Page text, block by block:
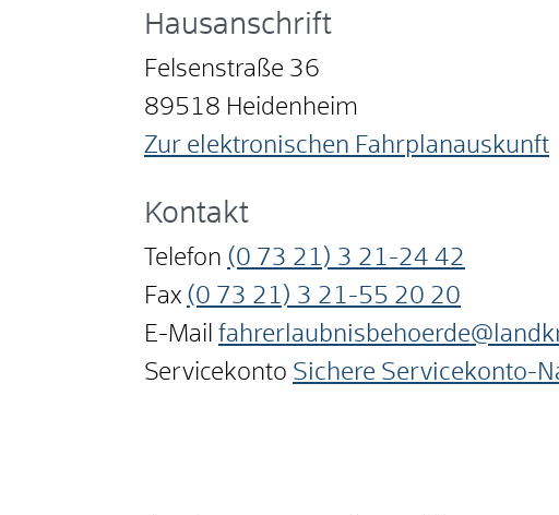
Hausanschrift
Felsenstraße 36
89518 Heidenheim
Zur elektronischen Fahrplanauskunft
Kontakt
Telefon (0 73 21) 3 21-24 42
Fax (0 73 21) 3 21-55 20 20
E-Mail
Servicekonto Sichere Servicekonto-